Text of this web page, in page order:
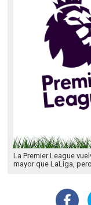
La Premier League
mayor que LaLiga,